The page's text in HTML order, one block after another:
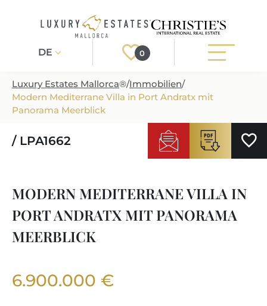
DE 0
Registrieren Login
IMMOBILIEN
BAUPROJEKTE
NEUBAUVILLEN
LUXUSIMMOBILIEN
UNSER SERVICE
IMMOBILIEN SCOUT
IHR LUXUSMAKLER AUF MALLORCA
IMMOBILIENMAKLER IN PORTALS
REGIONEN
REGION ANDRATX
Luxury Estates Mallorca®/Immobilien/
Modern Mediterrane Villa in Port Andratx mit
Panorama Meerblick
/ LPA1662
MODERN MEDITERRANE VILLA IN
PORT ANDRATX MIT PANORAMA
MEERBLICK
6.900.000 €